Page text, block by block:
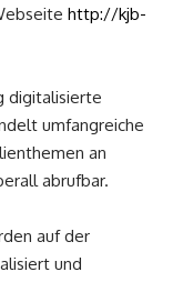
http://kjb-
digitalisierte
umfangreiche
an
abrufbar.
auf der
und